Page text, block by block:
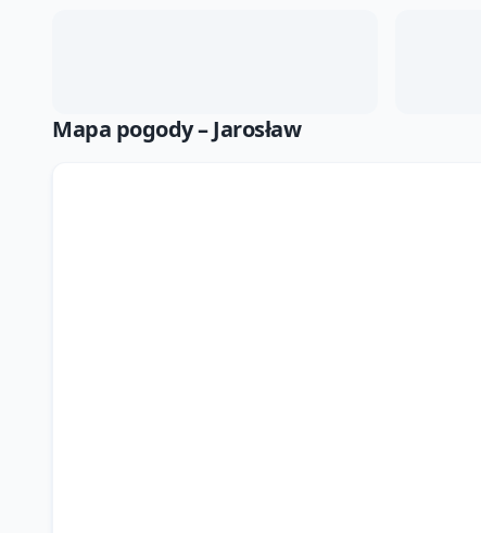
Mapa pogody –Jarosław